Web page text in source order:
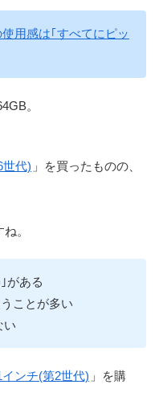
用感は｢すべてにピッ
。
世代) 」を買ったものの、
。
がある
ことが多い
い
インチ(第2世代) 」を購